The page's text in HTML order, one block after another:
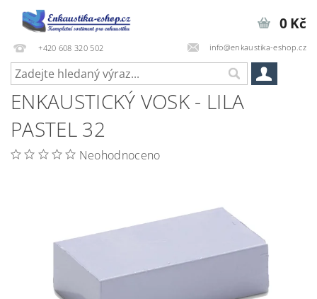
+420 608 320 502 info@enkaustika-eshop.cz
0 Kč
ENKAUSTICKÝ VOSK - LILA
PASTEL 32
Neohodnoceno